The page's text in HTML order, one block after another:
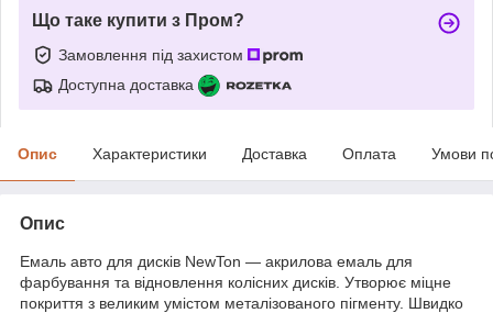
Що таке купити з Пром?
Замовлення під захистом
Доступна доставка
Опис Характеристики Доставка Оплата Умови
Опис
Емаль авто для дисків NewTon — акрилова емаль для
фарбування та відновлення колісних дисків. Утворює міцне
покриття з великим умістом металізованого пігменту. Швидко